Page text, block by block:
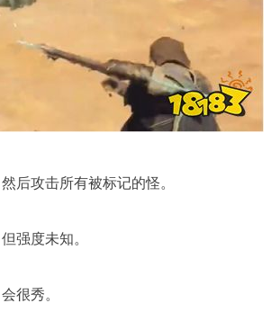
后攻击所有被标记的怪。
强度未知。
很秀。